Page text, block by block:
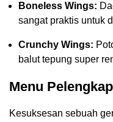
Boneless Wings:
sangat praktis untuk
Crunchy Wings:
balut tepung super
Menu
Kesuksesan sebuah